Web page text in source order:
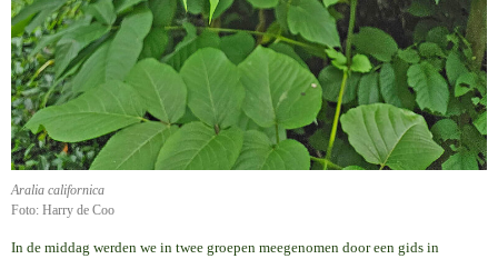
Aralia californica
Foto: Harry de Coo
In de middag werden we in twee groepen meegenomen door een gids in